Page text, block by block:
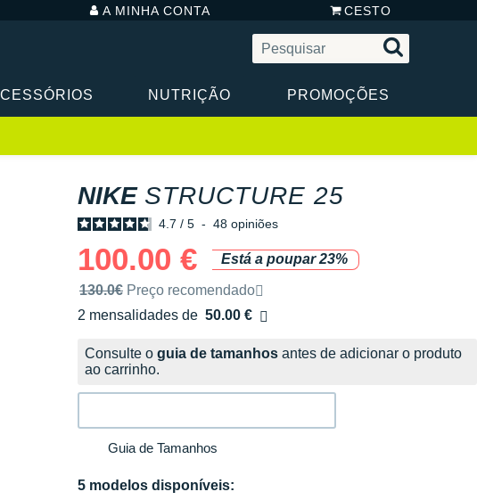
A MINHA CONTA CESTO
NUTRIÇÃO PROMOÇÕES
NIKE STRUCTURE 25
4.7 / 5 - 48 opiniões
100.00 €
Está a poupar 23%
Preço de venda recomendado pela marca
130.0€ Preço recomendado
2 mensalidades de 50.00 €
sem custos
Consulte o guia de tamanhos antes de adicionar o produto
ao carrinho.
Guia de Tamanhos
5 modelos disponíveis: